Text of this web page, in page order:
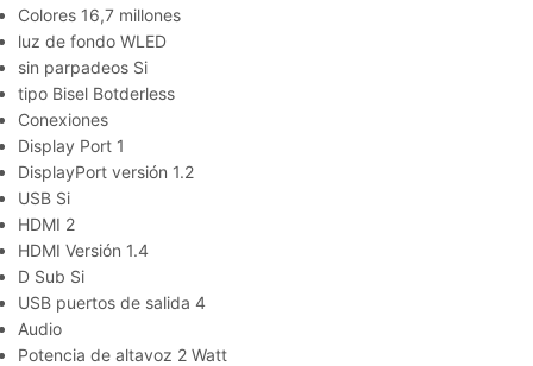
Colores 16,7 millones
luz de fondo WLED
sin parpadeos Si
tipo Bisel Botderless
Conexiones
Display Port 1
DisplayPort versión 1.2
USB Si
HDMI 2
HDMI Versión 1.4
D Sub Si
USB puertos de salida 4
Audio
Potencia de altavoz 2 Watt